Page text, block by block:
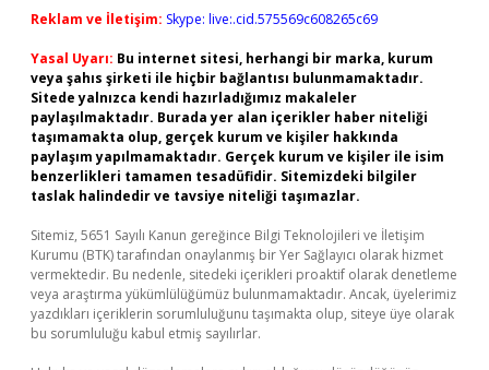
Reklam ve İletişim: Skype: live:.cid.575569c608265c69
Yasal Uyarı: Bu internet sitesi, herhangi bir marka, kurum
veya şahıs şirketi ile hiçbir bağlantısı bulunmamaktadır.
Sitede yalnızca kendi hazırladığımız makaleler
paylaşılmaktadır. Burada yer alan içerikler haber niteliği
taşımamakta olup, gerçek kurum ve kişiler hakkında
paylaşım yapılmamaktadır. Gerçek kurum ve kişiler ile isim
benzerlikleri tamamen tesadüfidir. Sitemizdeki bilgiler
taslak halindedir ve tavsiye niteliği taşımazlar.
Sitemiz, 5651 Sayılı Kanun gereğince Bilgi Teknolojileri ve İletişim
Kurumu (BTK) tarafından onaylanmış bir Yer Sağlayıcı olarak hizmet
vermektedir. Bu nedenle, sitedeki içerikleri proaktif olarak denetleme
veya araştırma yükümlülüğümüz bulunmamaktadır. Ancak, üyelerimiz
yazdıkları içeriklerin sorumluluğunu taşımakta olup, siteye üye olarak
bu sorumluluğu kabul etmiş sayılırlar.